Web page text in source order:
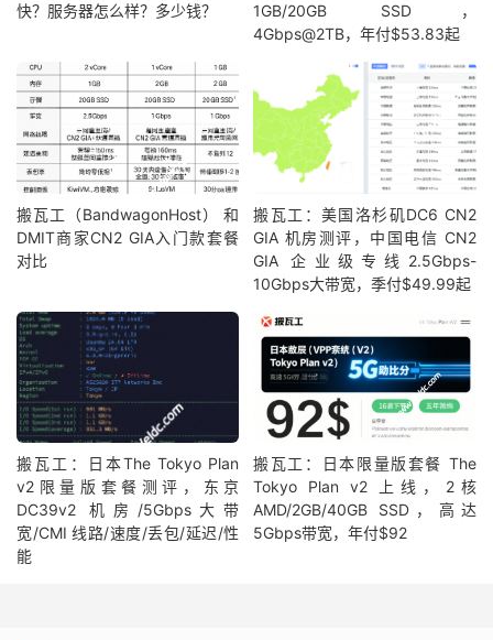
快？服务器怎么样？多少钱？
1GB/20GB SSD，
4Gbps@2TB，年付$53.83起
搬瓦工（BandwagonHost） 和
DMIT商家CN2 GIA入门款套餐
对比
搬瓦工：美国洛杉矶DC6 CN2
GIA 机房测评，中国电信 CN2
GIA 企业级专线2.5Gbps-
10Gbps大带宽，季付$49.99起
搬瓦工：日本The Tokyo Plan
v2限量版套餐测评，东京
DC39v2 机房/5Gbps大带
宽/CMI 线路/速度/丢包/延迟/性
能
搬瓦工：日本限量版套餐 The
Tokyo Plan v2 上线，2核
AMD/2GB/40GB SSD，高达
5Gbps带宽，年付$92